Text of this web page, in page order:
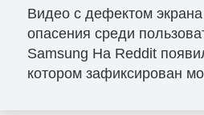
Видео с дефектом
опасения среди
Samsung На Reddit
котором зафиксирован